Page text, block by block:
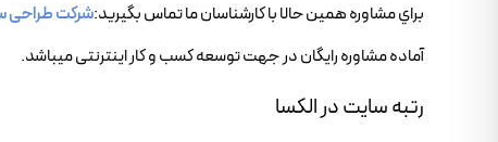
براي مشاوره همين حالا با کارشناسان ما تماس بگيريد:شرکت طراحی
آماده مشاوره رایگان در جهت توسعه کسب و کار اینترنتی میباشد.
رتبه سايت در الکسا